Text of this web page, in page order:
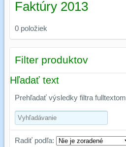
Faktúry 2013
0 položiek
Filter produktov
Hľadať text
Prehľadať výsledky filtra fulltextom
Radiť podľa: